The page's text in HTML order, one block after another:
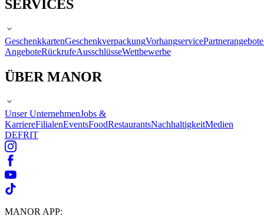
SERVICES
GeschenkkartenGeschenkverpackungVorhangservicePartnerangebote
AngeboteRückrufeAusschlüsseWettbewerbe
ÜBER MANOR
Unser UnternehmenJobs &
KarriereFilialenEventsFoodRestaurantsNachhaltigkeitMedien
DEFRIT
MANOR APP: